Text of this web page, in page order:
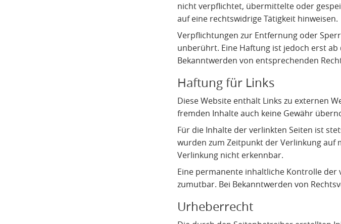
nicht verpflichtet, übermittelte oder
auf eine rechtswidrige Tätigkeit hinweisen.
Verpflichtungen zur Entfernung oder
unberührt. Eine Haftung ist jedoch erst
Bekanntwerden von entsprechenden
Haftung für Links
Diese Website enthält Links zu externen
fremden Inhalte auch keine Gewähr
Für die Inhalte der verlinkten Seiten ist
wurden zum Zeitpunkt der Verlinkung auf
Verlinkung nicht erkennbar.
Eine permanente inhaltliche Kontrolle
zumutbar. Bei Bekanntwerden von
Urheberrecht